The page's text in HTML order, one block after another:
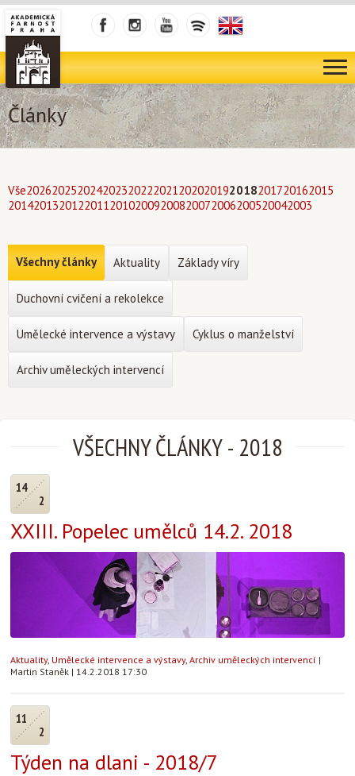
Články
Vše202620252024202320222021202020192018201720162015
201420132012201120102009200820072006200520042003
VŠECHNY ČLÁNKY- 2018
14
2
XXIII. Popelec umělců 14.2. 2018
Aktuality, Umělecké intervence a výstavy, Archiv uměleckých intervencí |
Martin Staněk | 14.2.2018 17:30
11
2
Týden na dlani - 2018/7
Všechny články Aktuality Základy víry
Duchovní cvičení a rekolekce
Umělecké intervence a výstavy Cyklus o manželství
Archiv uměleckých intervencí